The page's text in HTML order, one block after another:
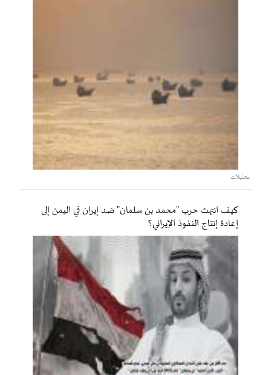
تحليلات
كيف انتهت حرب "محمد بن سلمان" ضد إيران في اليمن إلى
إعادة إنتاج النفوذ الإيراني؟